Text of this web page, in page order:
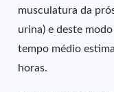
musculatura da
urina) e deste
tempo médio
horas.